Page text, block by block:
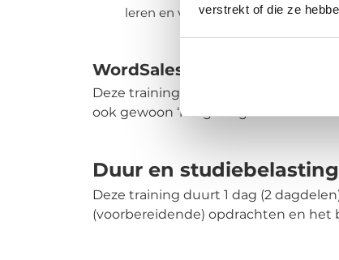
verstrekt of die ze
leren en verbeteren.
WordSalesintercedent
Deze training is onderdeel van de
ook gewoon ‘los’ gevolgd worden.
Duur en studiebelasting
Deze training duurt 1 dag (2
(voorbereidende) opdrachten en het